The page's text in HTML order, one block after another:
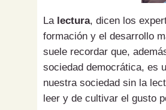
La lectura, dicen los
formación y el desarrollo
suele recordar que,
sociedad democrática, es
nuestra sociedad sin la
leer y de cultivar el gusto